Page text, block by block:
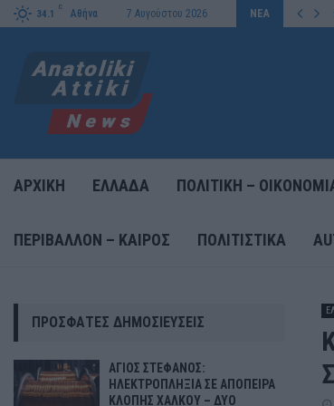
34.1
C
Αθήνα 7 Αυγούστου 2026 ΝΕΑ
– ΔΥΟ ΣΥΛΛΗΨΕΙΣ…
ΑΡΧΙΚΗ ΕΛΛΑΔΑ ΠΟΛΙΤΙΚΗ –
ΠΕΡΙΒΑΛΛΟΝ – ΚΑΙΡΟΣ ΠΟΛΙΤΙΣΤΙΚΑ
ΠΡΌΣΦΑΤΕΣ ΔΗΜΟΣΙΕΎΣΕΙΣ
ΑΓΙΟΣ ΣΤΕΦΑΝΟΣ:
ΗΛΕΚΤΡΟΠΛΗΞΙΑ ΣΕ ΑΠΟΠΕΙΡΑ
ΚΛΟΠΗΣ ΧΑΛΚΟΥ – ΔΥΟ